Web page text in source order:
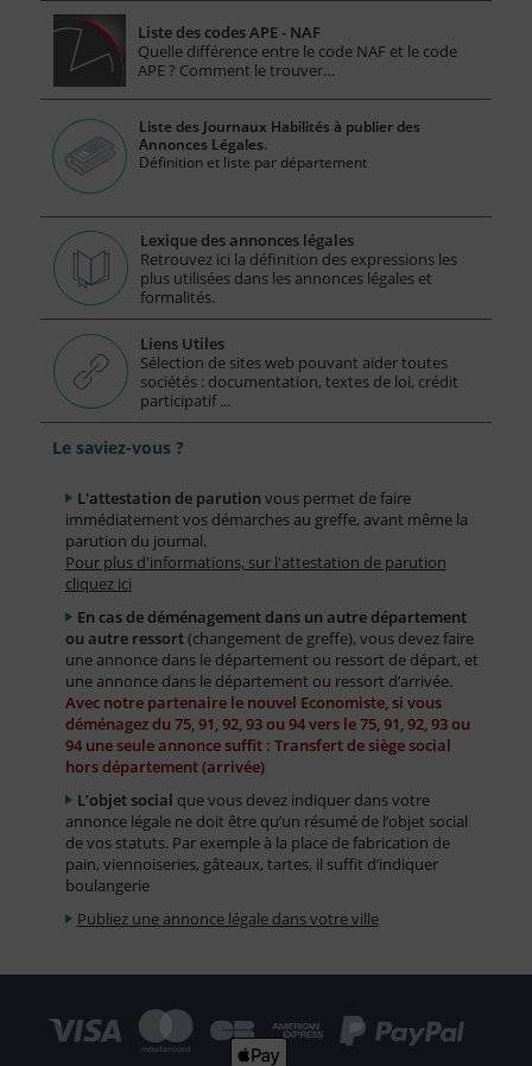
Liste des codes APE - NAF
Quelle différence entre le code NAF et le code
APE ? Comment le trouver…
Liste des Journaux Habilités à publier des
Annonces Légales.
Définition et liste par département
Lexique des annonces légales
Retrouvez ici la définition des expressions les
plus utilisées dans les annonces légales et
formalités.
Liens Utiles
Sélection de sites web pouvant aider toutes
sociétés : documentation, textes de loi, crédit
participatif ...
Le saviez-vous ?
L'attestation de parution vous permet de faire
immédiatement vos démarches au greffe, avant même la
parution du journal.
Pour plus d'informations, sur l'attestation de parution
cliquez ici
En cas de déménagement dans un autre département
ou autre ressort(changement de greffe), vous devez faire
une annonce dans le département ou ressort de départ, et
une annonce dans le département ou ressort d’arrivée.
Avec notre partenaire le nouvel Economiste, si vous
déménagez du 75, 91, 92, 93 ou 94 vers le 75, 91, 92, 93 ou
94 une seule annonce suffit : Transfert de siège social
hors département (arrivée)
L’objet social que vous devez indiquer dans votre
annonce légale ne doit être qu’un résumé de l’objet social
de vos statuts. Par exemple à la place de fabrication de
pain, viennoiseries, gâteaux, tartes, il suffit d’indiquer
boulangerie
Publiez une annonce légale dans votre ville